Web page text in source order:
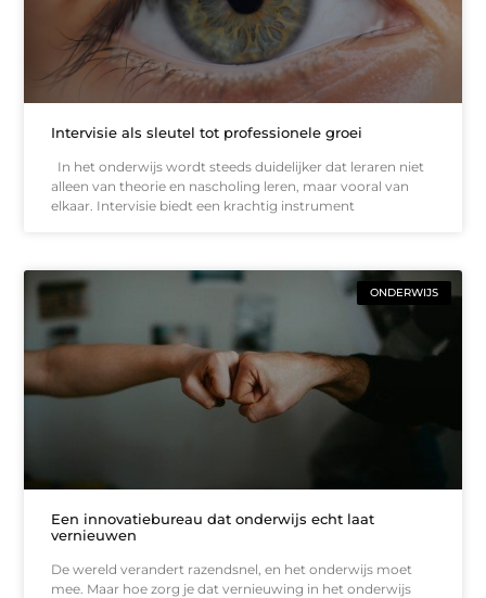
Intervisie als sleutel tot professionele groei
In het onderwijs wordt steeds duidelijker dat leraren niet
alleen van theorie en nascholing leren, maar vooral van
elkaar. Intervisie biedt een krachtig instrument
ONDERWIJS
Een innovatiebureau dat onderwijs echt laat
vernieuwen
De wereld verandert razendsnel, en het onderwijs moet
mee. Maar hoe zorg je dat vernieuwing in het onderwijs